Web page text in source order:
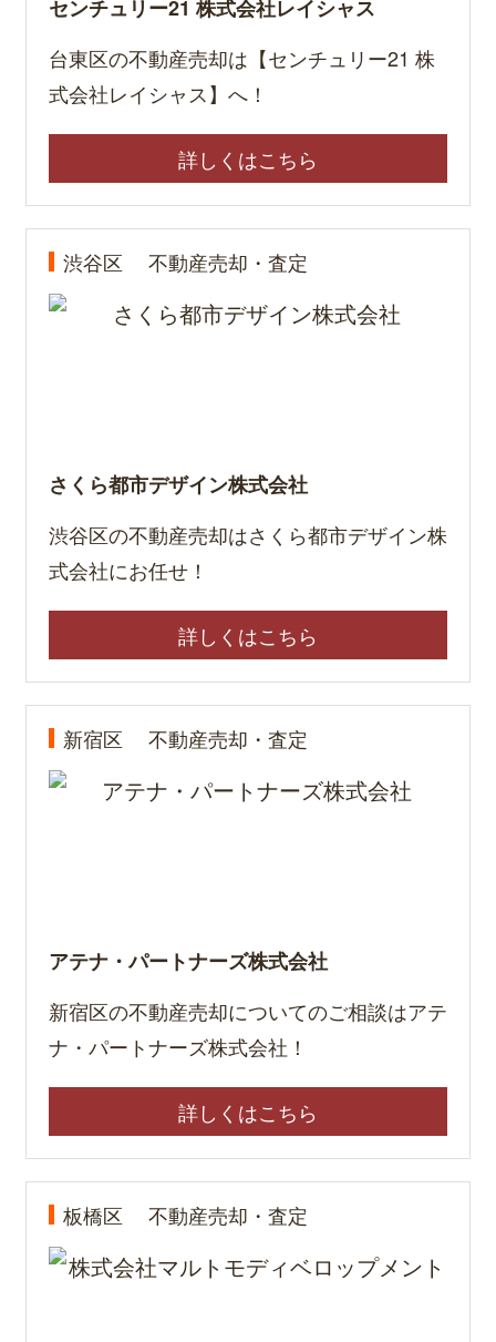
センチュリー21 株式会社レイシャス
台東区の不動産売却は【センチュリー21 株
式会社レイシャス】へ！
詳しくはこちら
渋谷区 不動産売却・査定
さくら都市デザイン株式会社
渋谷区の不動産売却はさくら都市デザイン株
式会社にお任せ！
詳しくはこちら
新宿区 不動産売却・査定
アテナ・パートナーズ株式会社
新宿区の不動産売却についてのご相談はアテ
ナ・パートナーズ株式会社！
詳しくはこちら
板橋区 不動産売却・査定